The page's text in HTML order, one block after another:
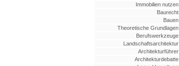
Immobilien nutzen
Baurecht
Bauen
Theoretische Grundlagen
Berufswerkzeuge
Landschaftsarchitektur
Architekturführer
Architekturdebatte